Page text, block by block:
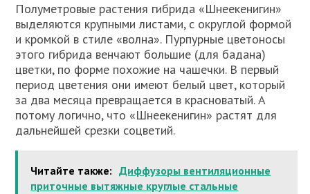
Полуметровые растения гибрида «Шнеекенигин»
выделяются крупными листами, с округлой формой
и кромкой в стиле «волна». Пурпурные цветоносы
этого гибрида венчают большие (для бадана)
цветки, по форме похожие на чашечки. В первый
период цветения они имеют белый цвет, который
за два месяца превращается в красноватый. А
потому логично, что «Шнеекенигин» растят для
дальнейшей срезки соцветий.
Читайте также: Диффузоры вентиляционные
приточные вытяжные круглые стальные